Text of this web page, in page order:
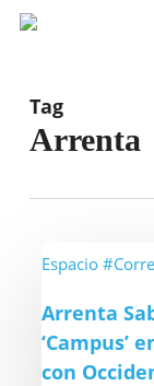
Skip
content
Tag
Arrenta
Arrenta
arranca
el
proyecto
Espacio
Arrenta
‘Campus’
con